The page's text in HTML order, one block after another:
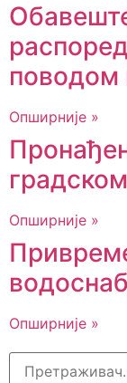
поводом
Опширније »
Опширније »
Опширније »